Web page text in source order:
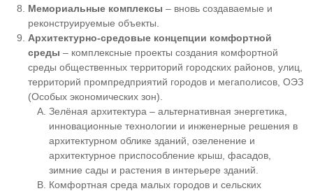
Мемориальные комплексы – вновь создаваемые и
реконструируемые объекты.
Архитектурно-средовые концепции комфортной
среды – комплексные проекты создания комфортной
среды общественных территорий городских районов, улиц,
территорий промпредприятий городов и мегаполисов, ОЭЗ
(Особых экономических зон).
Зелёная архитектура – альтернативная энергетика,
инновационные технологии и инженерные решения в
архитектурном облике зданий, озеленение и
архитектурное приспособление крыш, фасадов,
зимние сады и растения в интерьере зданий.
Комфортная среда малых городов и сельских